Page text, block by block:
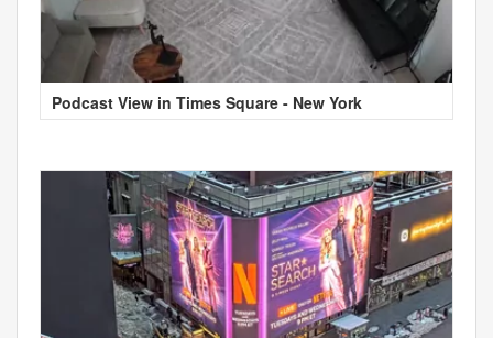
Podcast View in Times Square - New York